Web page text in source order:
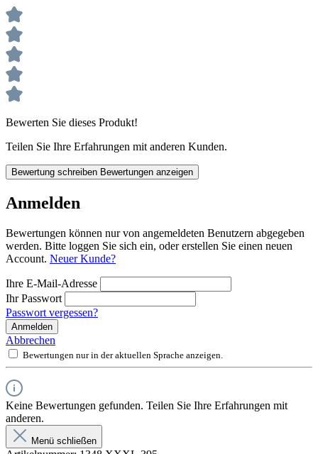
Bewerten Sie dieses Produkt!
Teilen Sie Ihre Erfahrungen mit anderen Kunden.
Bewertung schreiben Bewertungen anzeigen
Anmelden
Bewertungen können nur von angemeldeten Benutzern abgegeben
werden. Bitte loggen Sie sich ein, oder erstellen Sie einen neuen
Account. Neuer Kunde?
Ihre E-Mail-Adresse
Ihr Passwort
Passwort vergessen?
Anmelden
Abbrechen
Bewertungen nur in der aktuellen Sprache anzeigen.
Keine Bewertungen gefunden. Teilen Sie Ihre Erfahrungen mit
anderen.
Menü schließen